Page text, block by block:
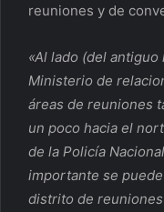
reuniones y de
«Al lado (del
Ministerio de
áreas de reuniones
un poco hacia el
de la Policía
importante se
distrito de